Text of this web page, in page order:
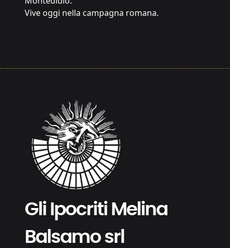
Vive oggi nella campagna romana.
Gli Ipocriti Melina
Balsamo srl